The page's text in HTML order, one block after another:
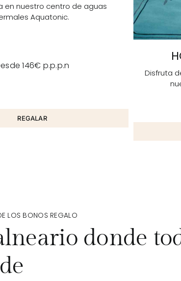
en nuestro centro de aguas
Aquatonic.
146€ p.p.p.n
REGALAR
Disfruta
LOS BONOS REGALO
donde